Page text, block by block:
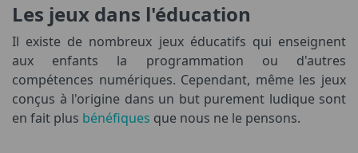
Les jeux dans l'éducation
Il existe de nombreux jeux éducatifs qui enseignent
aux enfants la programmation ou d'autres
compétences numériques. Cependant, même les jeux
conçus à l'origine dans un but purement ludique sont
en fait plus bénéfiques que nous ne le pensons.